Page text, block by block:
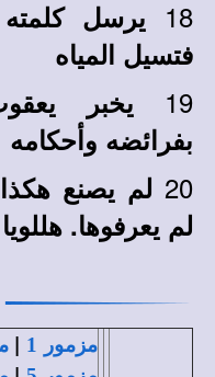
18 يرسل
فتسيل المياه
19
يخبر
بفرائضه وأحكامه
20 لم يصنع
لم يعرفوها. هللويا
مزمور 1 |